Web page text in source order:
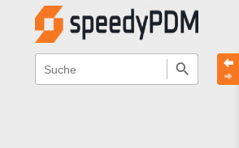
Wikiübergreifende
Schnellsuche